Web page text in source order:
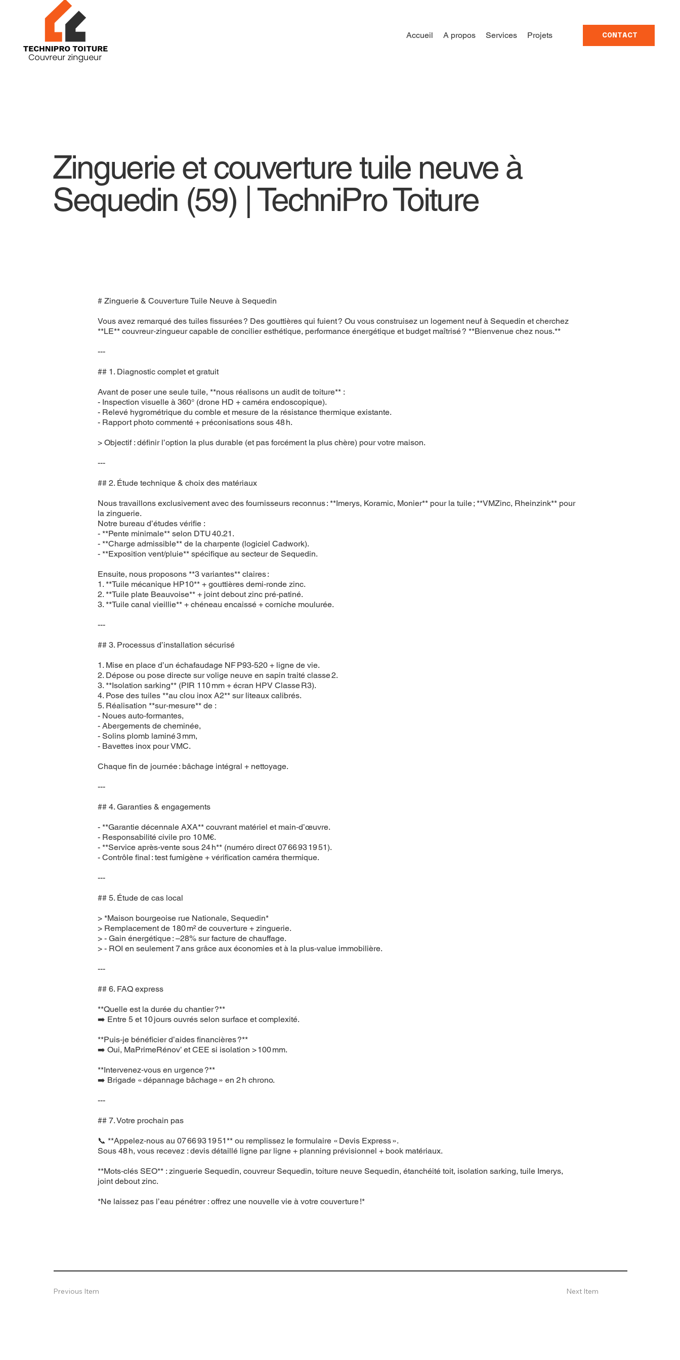
Accueil A propos Services Projets CONTACT
Zinguerie et couverture tuile neuve à
Sequedin (59) | TechniPro Toiture
# Zinguerie & Couverture Tuile Neuve à Sequedin
Vous avez remarqué des tuiles fissurées ? Des gouttières qui fuient ? Ou vous construisez un logement neuf à Sequedin et cherchez
**LE** couvreur‑zingueur capable de concilier esthétique, performance énergétique et budget maîtrisé ? **Bienvenue chez nous.**
---
## 1. Diagnostic complet et gratuit
Avant de poser une seule tuile, **nous réalisons un audit de toiture** :
- Inspection visuelle à 360° (drone HD + caméra endoscopique).
- Relevé hygrométrique du comble et mesure de la résistance thermique existante.
- Rapport photo commenté + préconisations sous 48 h.
> Objectif : définir l’option la plus durable (et pas forcément la plus chère) pour votre maison.
---
## 2. Étude technique & choix des matériaux
Nous travaillons exclusivement avec des fournisseurs reconnus : **Imerys, Koramic, Monier** pour la tuile ; **VMZinc, Rheinzink** pour
la zinguerie.
Notre bureau d’études vérifie :
- **Pente minimale** selon DTU 40.21.
- **Charge admissible** de la charpente (logiciel Cadwork).
- **Exposition vent/pluie** spécifique au secteur de Sequedin.
Ensuite, nous proposons **3 variantes** claires :
1. **Tuile mécanique HP10** + gouttières demi‑ronde zinc.
2. **Tuile plate Beauvoise** + joint debout zinc pré‑patiné.
3. **Tuile canal vieillie** + chéneau encaissé + corniche moulurée.
---
## 3. Processus d’installation sécurisé
1. Mise en place d’un échafaudage NF P93‑520 + ligne de vie.
2. Dépose ou pose directe sur volige neuve en sapin traité classe 2.
3. **Isolation sarking** (PIR 110 mm + écran HPV Classe R3).
4. Pose des tuiles **au clou inox A2** sur liteaux calibrés.
5. Réalisation **sur‑mesure** de :
- Noues auto‑formantes,
- Abergements de cheminée,
- Solins plomb laminé 3 mm,
- Bavettes inox pour VMC.
Chaque fin de journée : bâchage intégral + nettoyage.
---
## 4. Garanties & engagements
- **Garantie décennale AXA** couvrant matériel et main‑d’œuvre.
- Responsabilité civile pro 10 M€.
- **Service après‑vente sous 24 h** (numéro direct 07 66 93 19 51).
- Contrôle final : test fumigène + vérification caméra thermique.
---
## 5. Étude de cas local
> *Maison bourgeoise rue Nationale, Sequedin*
> Remplacement de 180 m² de couverture + zinguerie.
> - Gain énergétique : –28% sur facture de chauffage.
> - ROI en seulement 7 ans grâce aux économies et à la plus‑value immobilière.
---
## 6. FAQ express
**Quelle est la durée du chantier ?**
➡️ Entre 5 et 10 jours ouvrés selon surface et complexité.
**Puis‑je bénéficier d’aides financières ?**
➡️ Oui, MaPrimeRénov’ et CEE si isolation > 100 mm.
**Intervenez‑vous en urgence ?**
➡️ Brigade « dépannage bâchage » en 2 h chrono.
---
## 7. Votre prochain pas
📞 **Appelez‑nous au 07 66 93 19 51** ou remplissez le formulaire « Devis Express ».
Sous 48 h, vous recevez : devis détaillé ligne par ligne + planning prévisionnel + book matériaux.
**Mots‑clés SEO** : zinguerie Sequedin, couvreur Sequedin, toiture neuve Sequedin, étanchéité toit, isolation sarking, tuile Imerys,
joint debout zinc.
*Ne laissez pas l’eau pénétrer : offrez une nouvelle vie à votre couverture !*
Previous Item Next Item